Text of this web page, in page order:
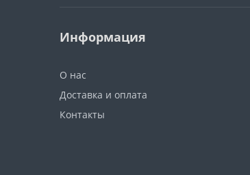
Информация
О нас
Доставка и оплата
Контакты